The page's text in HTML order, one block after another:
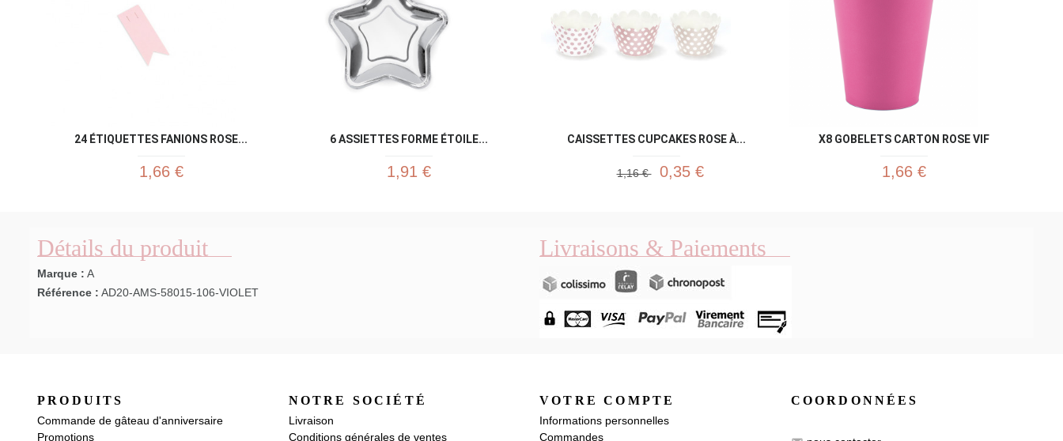
24 ÉTIQUETTES FANIONS ROSE...
1,66 €
6 ASSIETTES FORME ÉTOILE...
1,91 €
CAISSETTES CUPCAKES ROSE À...
1,16 € 0,35 €
X8 GOBELETS CARTON ROSE VIF
1,66 €
Détails du produit
Marque : A
Référence : AD20-AMS-58015-106-VIOLET
Livraisons & Paiements
PRODUITS
Commande de gâteau d'anniversaire
Promotions
NOTRE SOCIÉTÉ
Livraison
Conditions générales de ventes
VOTRE COMPTE
Informations personnelles
Commandes
COORDONNÉES